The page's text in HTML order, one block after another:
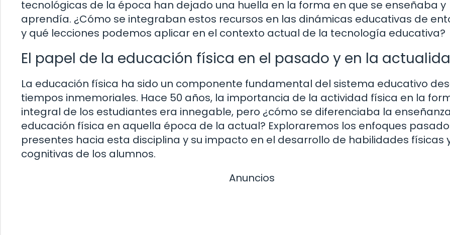
tecnológicas de la época han dejado una huella en la forma en que se enseñaba y
aprendía. ¿Cómo se integraban estos recursos en las dinámicas educativas de
y qué lecciones podemos aplicar en el contexto actual de la tecnología educativa?
El papel de la educación física en el pasado y en la
La educación física ha sido un componente fundamental del sistema educativo
tiempos inmemoriales. Hace 50 años, la importancia de la actividad física en la
integral de los estudiantes era innegable, pero ¿cómo se diferenciaba la
educación física en aquella época de la actual? Exploraremos los enfoques
presentes hacia esta disciplina y su impacto en el desarrollo de habilidades físicas
cognitivas de los alumnos.
Anuncios